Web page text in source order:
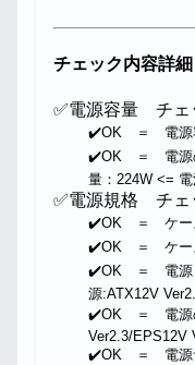
チェック内容詳細
✅電源容量 チ
✔️OK ＝ 電源
✔️OK ＝ 電源の
量：224W <=
✅電源規格 チ
✔️OK ＝ ケー
✔️OK ＝ ケース
✔️OK ＝ 電源
源:ATX12V
✔️OK ＝ 電源
Ver2.3/EPS12V
✔️OK ＝ 電源